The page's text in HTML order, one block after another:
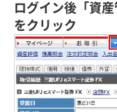
ログイン後「資
をクリック